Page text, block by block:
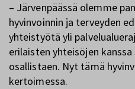
– Järvenpäässä olemme
hyvinvoinnin ja terveyden
yhteistyötä yli
erilaisten yhteisöjen
osallistaen. Nyt tämä
kertoimessa.